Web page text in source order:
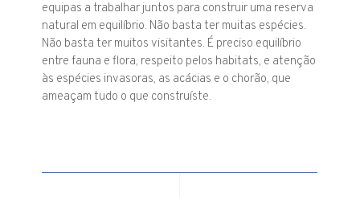
equipas a trabalhar juntos para construir uma reserva
natural em equilíbrio. Não basta ter muitas espécies.
Não basta ter muitos visitantes. É preciso equilíbrio
entre fauna e flora, respeito pelos habitats, e atenção
às espécies invasoras, as acácias e o chorão, que
ameaçam tudo o que construíste.